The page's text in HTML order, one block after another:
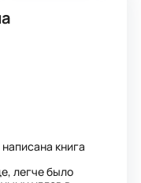
книга
легче было